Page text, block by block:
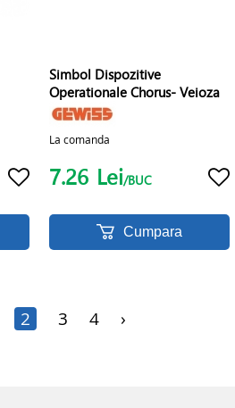
Simbol Dispozitive
Operationale Chorus- Veioza
La comanda
7.26 Lei/BUC
Cumpara
2 3 4 ›